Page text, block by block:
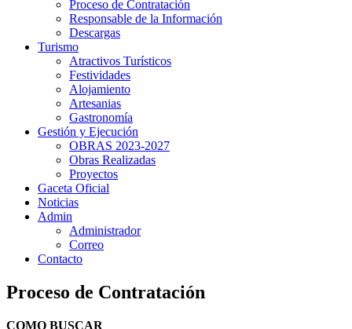
Proceso de Contratación
Responsable de la Información
Descargas
Turismo
Atractivos Turísticos
Festividades
Alojamiento
Artesanias
Gastronomía
Gestión y Ejecución
OBRAS 2023-2027
Obras Realizadas
Proyectos
Gaceta Oficial
Noticias
Admin
Administrador
Correo
Contacto
Proceso de Contratación
COMO BUSCAR